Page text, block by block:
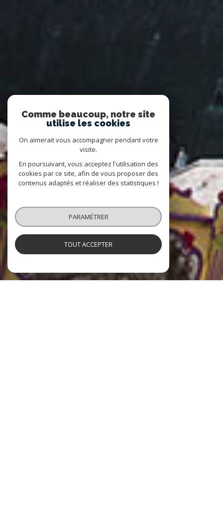
Comme beaucoup, notre site
utilise les cookies
On aimerait vous accompagner pendant votre
visite.
En poursuivant, vous acceptez l'utilisation des
cookies par ce site, afin de vous proposer des
contenus adaptés et réaliser des statistiques !
PARAMÉTRER
TOUT ACCEPTER